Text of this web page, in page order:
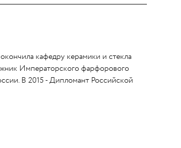
кафедру керамики и стекла
Императорского фарфорового
В 2015 - Дипломант Российской